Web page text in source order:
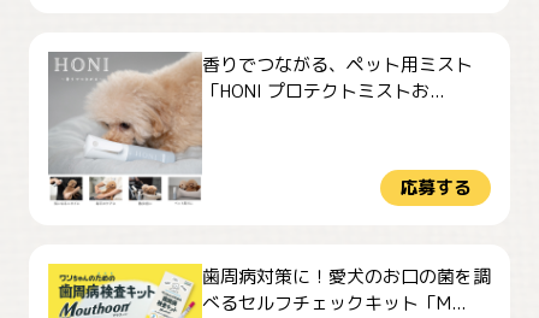
香りでつながる、ペット用ミスト
「HONI プロテクトミストお...
応募する
歯周病対策に！愛犬のお口の菌を調
べるセルフチェックキット「M...